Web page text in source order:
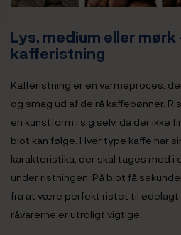
Lys, medium eller mørk
kafferistning
Kafferistning er en varmeproces,
og smag ud af de rå kaffebønner.
en kunstform i sig selv, da der ikke
blot kan følge. Hver type kaffe har
karakteristika, der skal tages med i
under ristningen. På blot få
fra at være perfekt ristet til ødelagt,
råvarerne er utroligt vigtige.